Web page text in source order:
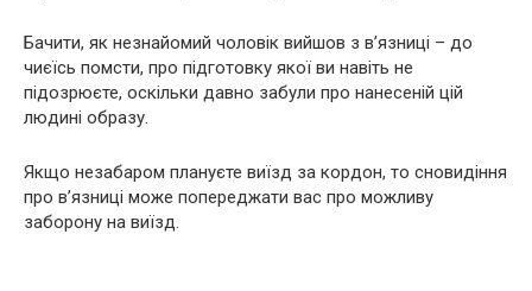
Бачити, як незнайомий чоловік вийшов з в’язниці – до
чиєїсь помсти, про підготовку якої ви навіть не
підозрюєте, оскільки давно забули про нанесеній цій
людині образу.
Якщо незабаром плануєте виїзд за кордон, то сновидіння
про в’язниці може попереджати вас про можливу
заборону на виїзд.